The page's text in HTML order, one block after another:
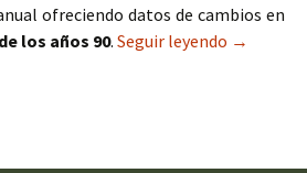
ofreciendo datos de cambios en
los años 90. Seguir leyendo Mapas
→